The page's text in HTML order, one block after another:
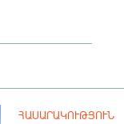
ՀԱՍԱՐԱԿՈՒԹՅՈՒՆ